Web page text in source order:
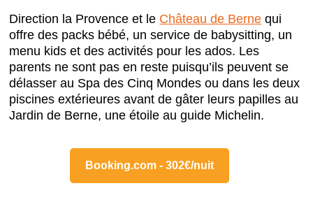
Direction la Provence et le Château de Berne qui
offre des packs bébé, un service de babysitting, un
menu kids et des activités pour les ados. Les
parents ne sont pas en reste puisqu’ils peuvent se
délasser au Spa des Cinq Mondes ou dans les deux
piscines extérieures avant de gâter leurs papilles au
Jardin de Berne, une étoile au guide Michelin.
Booking.com - 302€/nuit